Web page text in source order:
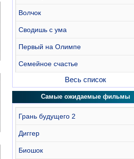
Волчок
Сводишь с ума
Первый на Олимпе
Семейное счастье
Весь список
Самые ожидаемые фильмы
Грань будущего 2
Диггер
Биошок